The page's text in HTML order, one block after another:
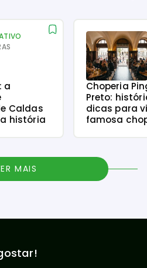
a
Caldas
história
Choperia
Preto:
dicas para
famosa
MAIS